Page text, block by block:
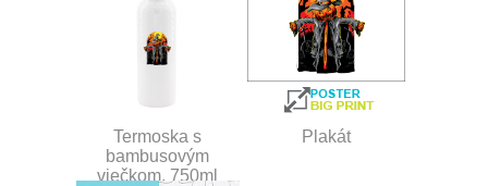
Termoska s
bambusovým
viečkom, 750ml
Plakát